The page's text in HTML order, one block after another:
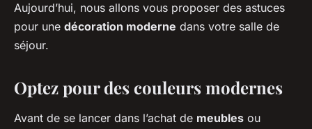
Aujourd’hui, nous allons vous proposer des astuces
pour une décoration moderne dans votre salle de
séjour.
Optez pour des couleurs modernes
Avant de se lancer dans l’achat de meubles ou